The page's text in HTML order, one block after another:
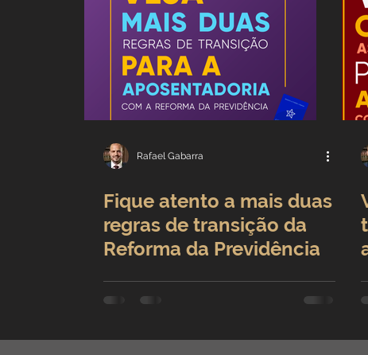
Previdenciário Direito Previdenciário
Benefícios por incapacidade
Internacional Direitos Sociais
Aposentadoria por
Rafael Gabarra
Fique atento a mais duas
regras de transição da
Reforma da Previdência